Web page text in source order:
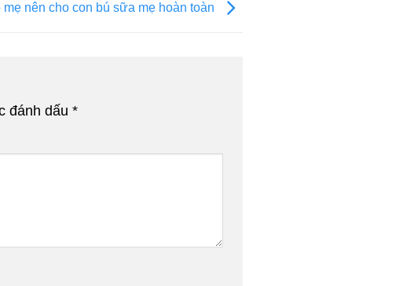
mẹ nên cho con bú sữa mẹ hoàn toàn
đánh dấu *